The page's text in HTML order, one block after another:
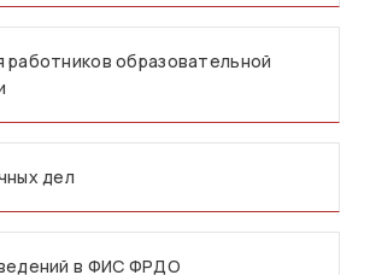
работников образовательной
дел
в ФИС ФРДО